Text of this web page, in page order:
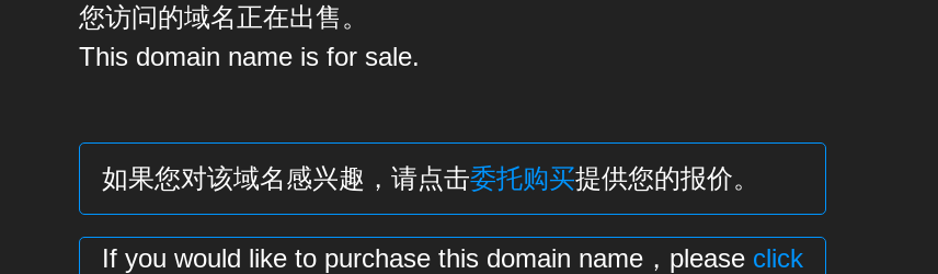
您访问的域名正在出售。
This domain name is for sale.
如果您对该域名感兴趣，请点击委托购买提供您的报价。
If you would like to purchase this domain name，please click